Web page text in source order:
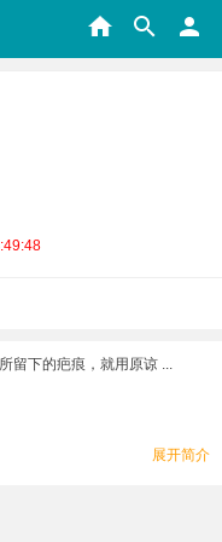
留下的疤痕，就用原谅 ...
展开简介